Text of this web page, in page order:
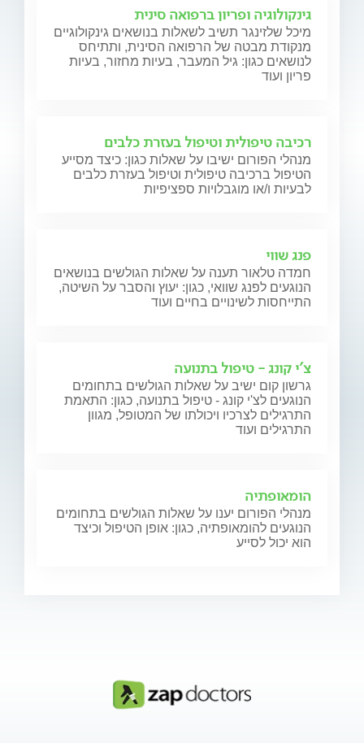
גינקולוגיה ופריון ברפואה סינית
מיכל שלזינגר תשיב לשאלות בנושאים גינקולוגיים
מנקודת מבטה של הרפואה הסינית, ותתיחס
לנושאים כגון: גיל המעבר, בעיות מחזור, בעיות
פריון ועוד
רכיבה טיפולית וטיפול בעזרת כלבים
מנהלי הפורום ישיבו על שאלות כגון: כיצד מסייע
הטיפול ברכיבה טיפולית וטיפול בעזרת כלבים
לבעיות ו/או מוגבלויות ספציפיות
פנג שווי
חמדה טלאור תענה על שאלות הגולשים בנושאים
הנוגעים לפנג שוואי, כגון: יעוץ והסבר על השיטה,
התייחסות לשינויים בחיים ועוד
צ'י קונג - טיפול בתנועה
גרשון קום ישיב על שאלות הגולשים בתחומים
הנוגעים לצ'י קונג - טיפול בתנועה, כגון: התאמת
התרגילים לצרכיו ויכולתו של המטופל, מגוון
התרגילים ועוד
הומאופתיה
מנהלי הפורום יענו על שאלות הגולשים בתחומים
הנוגעים להומאופתיה, כגון: אופן הטיפול וכיצד
הוא יכול לסייע